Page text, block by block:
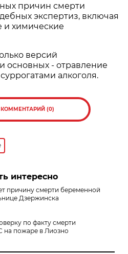
причин смерти
экспертиз, включая
и химические
версий
основных - отравление
алкоголя.
КОММЕНТАРИЙ (0)
интересно
причину смерти беременной
Дзержинска
по факту смерти
на пожаре в Лиозно